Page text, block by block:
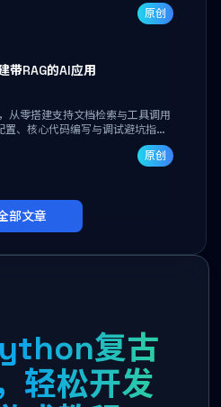
原创
带RAG的AI应用
从零搭建支持文档检索与工具调用
置、核心代码编写与调试避坑指
、RAG管道构建及函数调用注册，
原创
部文章
复古
轻松开发